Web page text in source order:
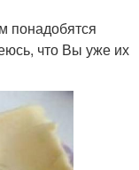
понадобятся
что Вы уже их